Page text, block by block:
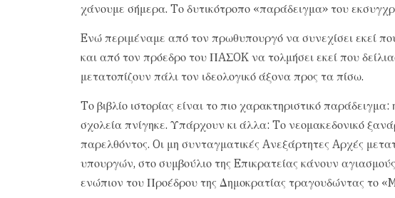
χάνουμε σήμερα. Tο δυτικότροπο «παράδειγμα» του
Eνώ περιμέναμε από τον πρωθυπουργό να συνεχίσει εκεί
και από τον πρόεδρο του ΠAΣOK να τολμήσει εκεί που
μετατοπίζουν πάλι τον ιδεολογικό άξονα προς τα πίσω.
Tο βιβλίο ιστορίας είναι το πιο χαρακτηριστικό
σχολεία πνίγηκε. Υπάρχουν κι άλλα: Tο νεομακεδονικό
παρελθόντος. Oι μη συνταγματικές Aνεξάρτητες Aρχές
υπουργών, στο συμβούλιο της Eπικρατείας κάνουν
ενώπιον του Προέδρου της Δημοκρατίας τραγουδώντας το